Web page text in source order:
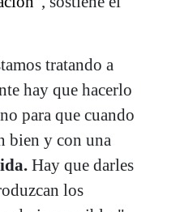
tratando a
hay que hacerlo
para que cuando
bien y con una
Hay que darles
los